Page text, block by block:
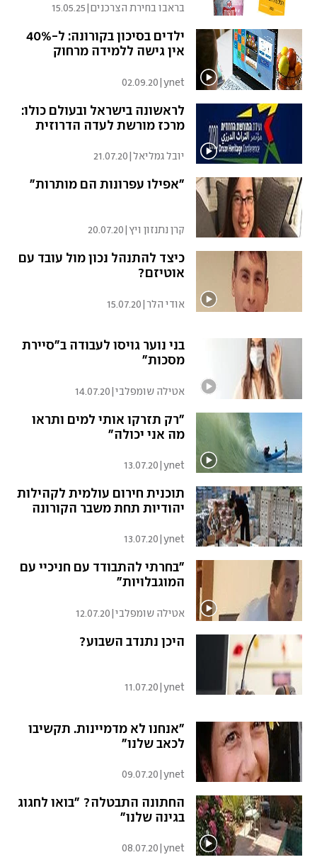
הילדים
בראבו בחירת הצרכנים 15.05.25
ילדים בסיכון בקורונה: ל-40%
אין גישה ללמידה מרחוק
ynet
|
02.09.20
לראשונה בישראל ובעולם כולו:
מרכז מורשת לעדה הדרוזית
יובל גמליאל|
21.07.20
"אפילו עפרונות הם מותרות"
קרן נתנזון ויץ 20.07.20
כיצד להתנהל נכון מול עובד עם
אוטיזם?
אודי הלר|
15.07.20
בני נוער גויסו לעבודה ב"סיירת
מסכות"
אטילה שומפלבי|
14.07.20
"רק תזרקו אותי למים ותראו
מה אני יכולה"
ynet
|
13.07.20
תוכנית חירום עולמית לקהילות
יהודיות תחת משבר הקורונה
ynet
|
13.07.20
"בחרתי להתבודד עם חניכיי עם
המוגבלויות"
אטילה שומפלבי|
12.07.20
היכן נתנדב השבוע?
ynet
|
11.07.20
"אנחנו לא מדמיינות. תקשיבו
לכאב שלנו"
ynet
|
09.07.20
החתונה התבטלה? "בואו לחגוג
בגינה שלנו"
ynet
|
08.07.20